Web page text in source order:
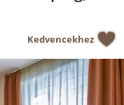
Kedvencekhez